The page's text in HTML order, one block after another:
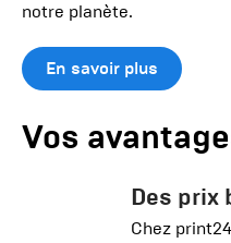
notre planète.
En savoir plus
Vos
Des prix
Chez